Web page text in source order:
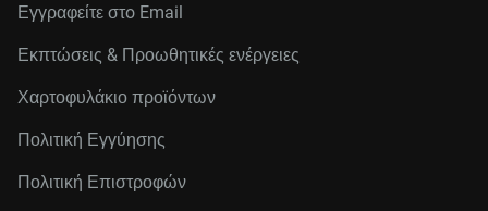
Εγγραφείτε στo Email
Εκπτώσεις & Προωθητικές ενέργειες
Χαρτοφυλάκιο προϊόντων
Πολιτική Εγγύησης
Πολιτική Επιστροφών